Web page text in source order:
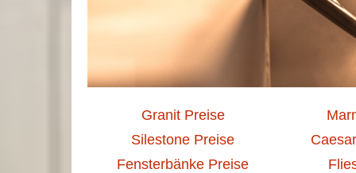
Granit Preise
Silestone Preise
Fensterbänke Preise